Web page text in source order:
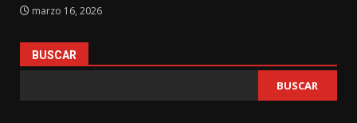
marzo 16, 2026
BUSCAR
BUSCAR